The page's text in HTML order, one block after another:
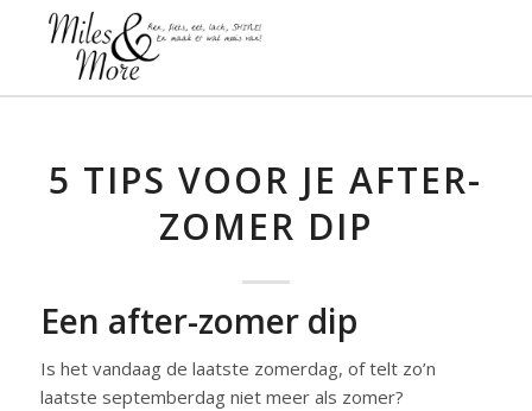
5 TIPS VOOR JE AFTER-
ZOMER DIP
Een after-zomer dip
Is het vandaag de laatste zomerdag, of telt zo’n
laatste septemberdag niet meer als zomer?